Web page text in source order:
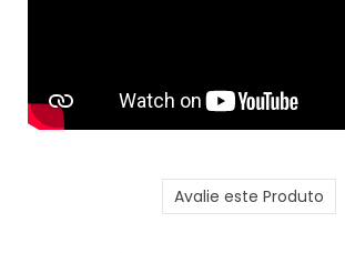
Avalie este Produto